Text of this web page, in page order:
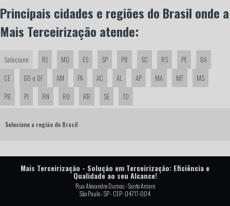
Principais cidades e regiões do Brasil onde a
Mais Terceirização atende:
Selecione RJ MG ES SP PR SC RS PE
BA
CE
GO e DF AM PA AC AL AP MA MT
MS
PB
PI RN RO RR SE TO
Selecione a região do Brasil
Mais Terceirização - Solução em Terceirização: Eficiência e
Qualidade ao seu Alcance!
Rua Alexandre Dumas - Santo Amaro
São Paulo - SP - CEP: 04717-004